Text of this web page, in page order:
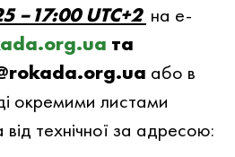
–17:00 UTC+2 на e-
та
або в
окремими листами
технічної за адресою: